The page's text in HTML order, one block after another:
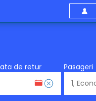
de retur Pasageri